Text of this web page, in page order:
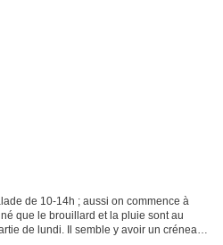
de 10-14h ; aussi on commence à
que le brouillard et la pluie sont au
de lundi. Il semble y avoir un créneau